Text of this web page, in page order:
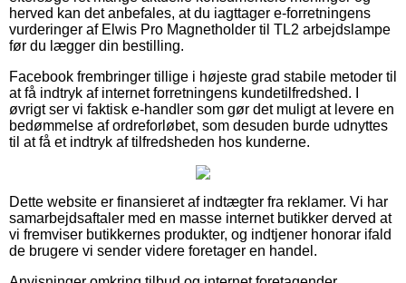
herved kan det anbefales, at du iagttager e-forretningens
vurderinger af Elwis Pro Magnetholder til TL2 arbejdslampe
før du lægger din bestilling.
Facebook frembringer tillige i højeste grad stabile metoder til
at få indtryk af internet forretningens kundetilfredshed. I
øvrigt ser vi faktisk e-handler som gør det muligt at levere en
bedømmelse af ordreforløbet, som desuden burde udnyttes
til at få et indtryk af tilfredsheden hos kunderne.
Dette website er finansieret af indtægter fra reklamer. Vi har
samarbejdsaftaler med en masse internet butikker derved at
vi fremviser butikkernes produkter, og indtjener honorar ifald
de brugere vi sender videre foretager en handel.